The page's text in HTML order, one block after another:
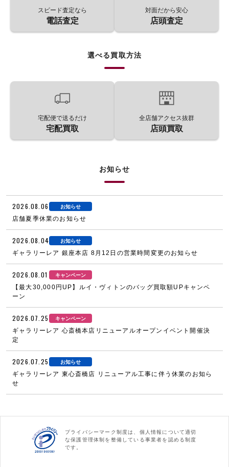
スピード査定なら
電話査定
対面だから安心
店頭査定
選べる買取方法
宅配便で送るだけ
宅配買取
全店舗アクセス抜群
店頭買取
お知らせ
2026.08.06 お知らせ
店舗夏季休業のお知らせ
2026.08.04 お知らせ
ギャラリーレア 銀座本店 8月12日の営業時間変更のお知らせ
2026.08.01 キャンペーン
【最大30,000円UP】ルイ・ヴィトンのバッグ買取額UPキャンペ
ーン
2026.07.25 キャンペーン
ギャラリーレア 心斎橋本店リニューアルオープンイベント開催決
定
2026.07.25 お知らせ
ギャラリーレア 東心斎橋店 リニューアル工事に伴う休業のお知ら
せ
プライバシーマーク制度は、個人情報について適切
な保護管理体制を整備している事業者を認める制度
です。